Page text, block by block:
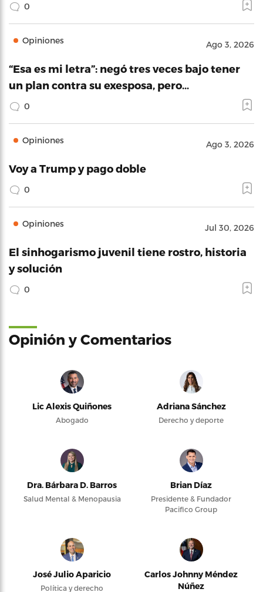
0
Opiniones Ago 3, 2026
“Esa es mi letra”: negó tres veces bajo tener
un plan contra su exesposa, pero…
0
Opiniones Ago 3, 2026
Voy a Trump y pago doble
0
Opiniones Jul 30, 2026
El sinhogarismo juvenil tiene rostro, historia
y solución
0
Opinión y Comentarios
Lic Alexis Quiñones
Abogado
Adriana Sánchez
Derecho y deporte
Dra. Bárbara D. Barros
Salud Mental & Menopausia
Brian Díaz
Presidente & Fundador
Pacifico Group
José Julio Aparicio
Política y derecho
Carlos Johnny Méndez
Núñez